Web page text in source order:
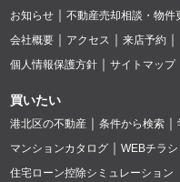
お知らせ 不動産売却相談・物件
会社概要
アクセス 来店予約
個人情報保護方針
サイトマップ
買いたい
港北区の不動産 条件から検索
マンションカタログ
WEBチラシ
住宅ローン控除シミュレーション